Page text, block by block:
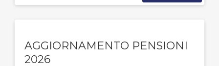
AGGIORNAMENTO PENSIONI
2026